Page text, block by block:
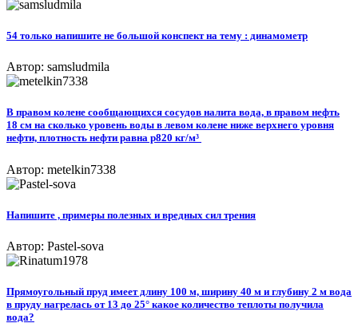
54 только напишите не большой конспект на тему : динамометр
Автор: samsludmila
В правом колене сообщающихся сосудов налита вода, в правом нефть
18 см на сколько уровень воды в левом колене ниже верхнего уровня
нефти, плотность нефти равна р820 кг/м³ ​
Автор: metelkin7338
Напишите , примеры полезных и вредных сил трения
Автор: Pastel-sova
Прямоугольный пруд имеет длину 100 м, ширину 40 м и глубину 2 м вода
в пруду нагрелась от 13 до 25° какое количество теплоты получила
вода?